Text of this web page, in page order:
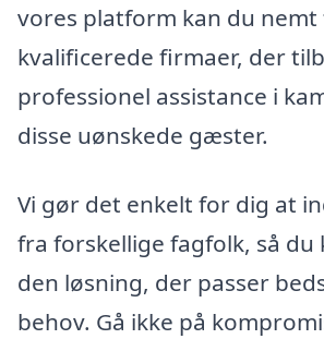
vores platform kan du nemt
kvalificerede firmaer, der
professionel assistance i
disse uønskede gæster.
Vi gør det enkelt for dig at
fra forskellige fagfolk, så du
den løsning, der passer
behov. Gå ikke på